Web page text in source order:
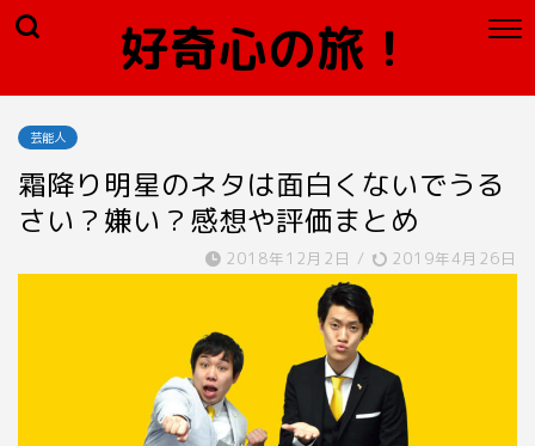
好奇心の旅！
芸能人
霜降り明星のネタは面白くないでうる
さい？嫌い？感想や評価まとめ
2018年12月2日 / 2019年4月26日